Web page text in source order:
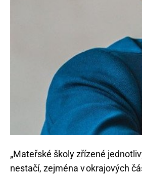
„Mateřské školy zřízené
nestačí, zejména v okrajových